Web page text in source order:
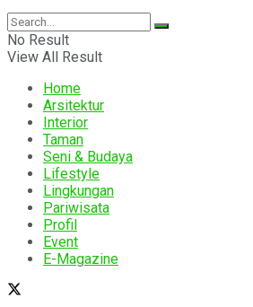
No Result
View All Result
Home
Arsitektur
Interior
Taman
Seni & Budaya
Lifestyle
Lingkungan
Pariwisata
Profil
Event
E-Magazine